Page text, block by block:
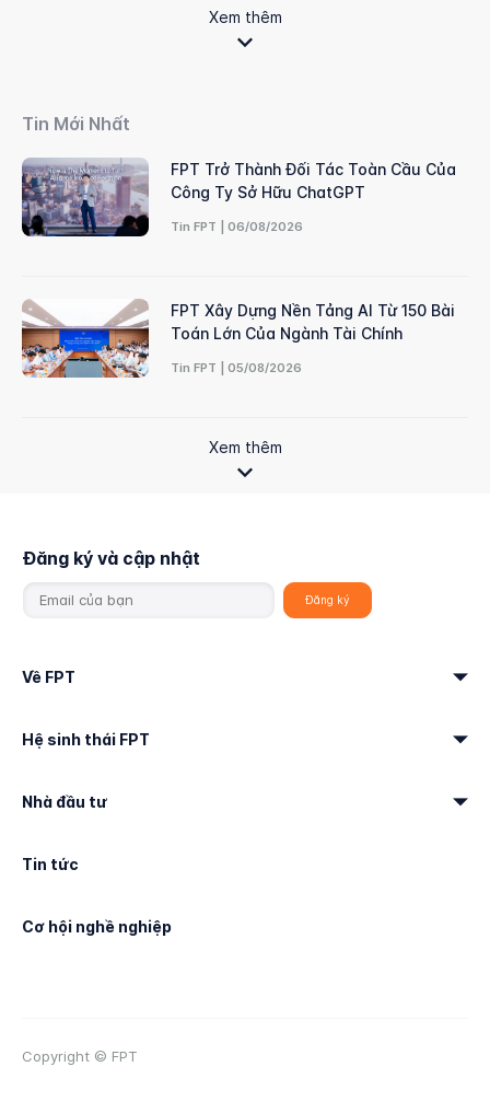
Xem thêm
Tin Mới Nhất
FPT Trở Thành Đối Tác Toàn Cầu Của
Công Ty Sở Hữu ChatGPT
Tin FPT | 06/08/2026
FPT Xây Dựng Nền Tảng AI Từ 150 Bài
Toán Lớn Của Ngành Tài Chính
Tin FPT | 05/08/2026
Xem thêm
Đăng ký và cập nhật
Về FPT
Hệ sinh thái FPT
Nhà đầu tư
Tin tức
Cơ hội nghề nghiệp
Copyright © FPT